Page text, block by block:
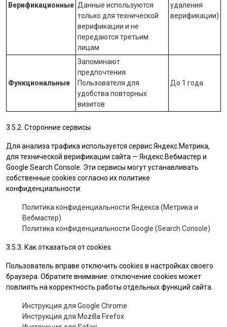
Верификационные Данные используются
только для технической
верификации и не
передаются третьим
лицам
удаления
верификации)
Функциональные
Запоминают
предпочтения
Пользователя для
удобства повторных
визитов
До 1 года
3.5.2. Сторонние сервисы
Для анализа трафика используется сервис Яндекс.Метрика,
для технической верификации сайта — Яндекс.Вебмастер и
Google Search Console. Эти сервисы могут устанавливать
собственные cookies согласно их политике
конфиденциальности:
Политика конфиденциальности Яндекса (Метрика и
Вебмастер)
Политика конфиденциальности Google (Search Console)
3.5.3. Как отказаться от cookies
Пользователь вправе отключить cookies в настройках своего
браузера. Обратите внимание: отключение cookies может
повлиять на корректность работы отдельных функций сайта.
Инструкция для Google Chrome
Инструкция для Mozilla Firefox